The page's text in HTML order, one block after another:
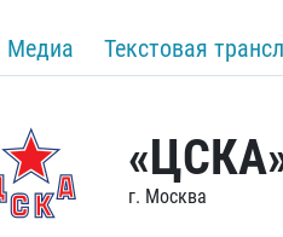
Медиа Текстовая
г. Москва